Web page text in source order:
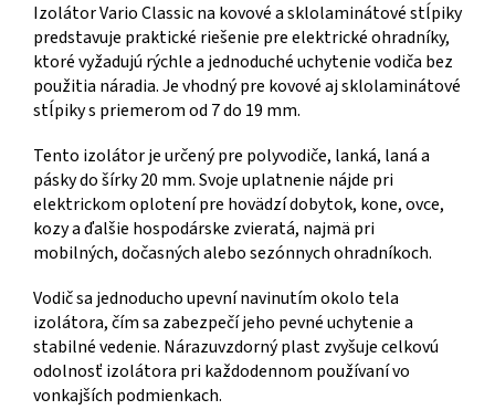
Izolátor Vario Classic na kovové a sklolaminátové stĺpiky
predstavuje praktické riešenie pre elektrické ohradníky,
ktoré vyžadujú rýchle a jednoduché uchytenie vodiča bez
použitia náradia. Je vhodný pre kovové aj sklolaminátové
stĺpiky s priemerom od 7 do 19 mm.
Tento izolátor je určený pre polyvodiče, lanká, laná a
pásky do šírky 20 mm. Svoje uplatnenie nájde pri
elektrickom oplotení pre hovädzí dobytok, kone, ovce,
kozy a ďalšie hospodárske zvieratá, najmä pri
mobilných, dočasných alebo sezónnych ohradníkoch.
Vodič sa jednoducho upevní navinutím okolo tela
izolátora, čím sa zabezpečí jeho pevné uchytenie a
stabilné vedenie. Nárazuvzdorný plast zvyšuje celkovú
odolnosť izolátora pri každodennom používaní vo
vonkajších podmienkach.